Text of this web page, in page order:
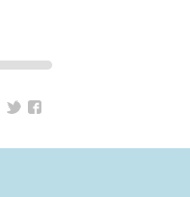
Twitter
Facebook